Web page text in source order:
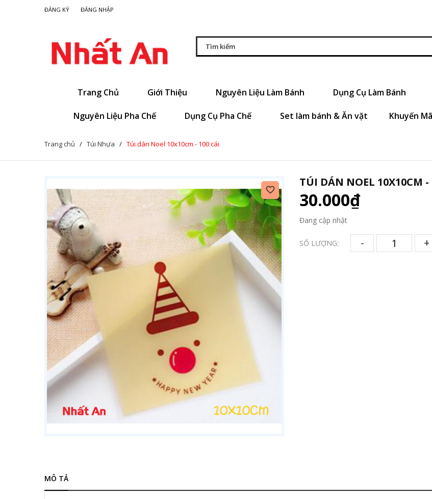
ĐĂNG KÝ ĐĂNG NHẬP
Trang Chủ Giới Thiệu Nguyên Liệu Làm Bánh Dụng Cụ Làm Bánh
Nguyên Liệu Pha Chế Dụng Cụ Pha Chế Set làm bánh & Ăn vặt Khuyến
Trang chủ / Túi Nhựa / Túi dán Noel 10x10cm - 100 cái
TÚI DÁN NOEL 10X10CM -
30.000₫
Đang cập nhật
SỐ LƯỢNG: - +
MÔ TẢ